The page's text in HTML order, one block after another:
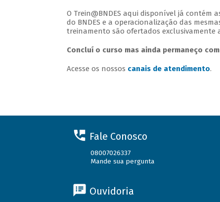
O Trein@BNDES aqui disponível já contém
do BNDES e a operacionalização das
treinamento são ofertados exclusivamente
Concluí o curso mas ainda permaneço
Acesse os nossos canais de atendimento.
Fale Conosco
08007026337
Mande sua pergunta
Ouvidoria